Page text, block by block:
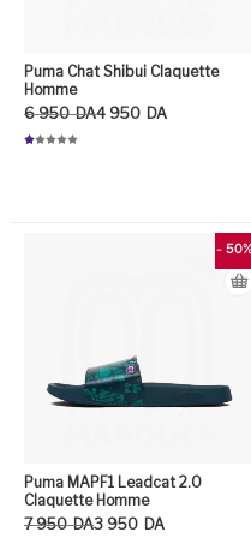
Puma Chat Shibui Claquette
Homme
6 950 DA
Le prix initial était : 6 950DA.
4 950 DA
Le prix actuel est : 4 950DA.
- 50%
Puma MAPF1 Leadcat 2.0
Claquette Homme
7 950 DA
Le prix initial était : 7 950DA.
3 950 DA
Le prix actuel est : 3 950DA.